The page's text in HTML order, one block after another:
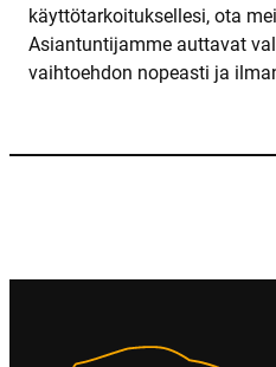
käyttötarkoituksellesi, ota
Asiantuntijamme auttavat
vaihtoehdon nopeasti ja